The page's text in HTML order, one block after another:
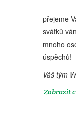
přejeme
svátků
mnoho
úspěchů!
Váš tým
Zobrazit